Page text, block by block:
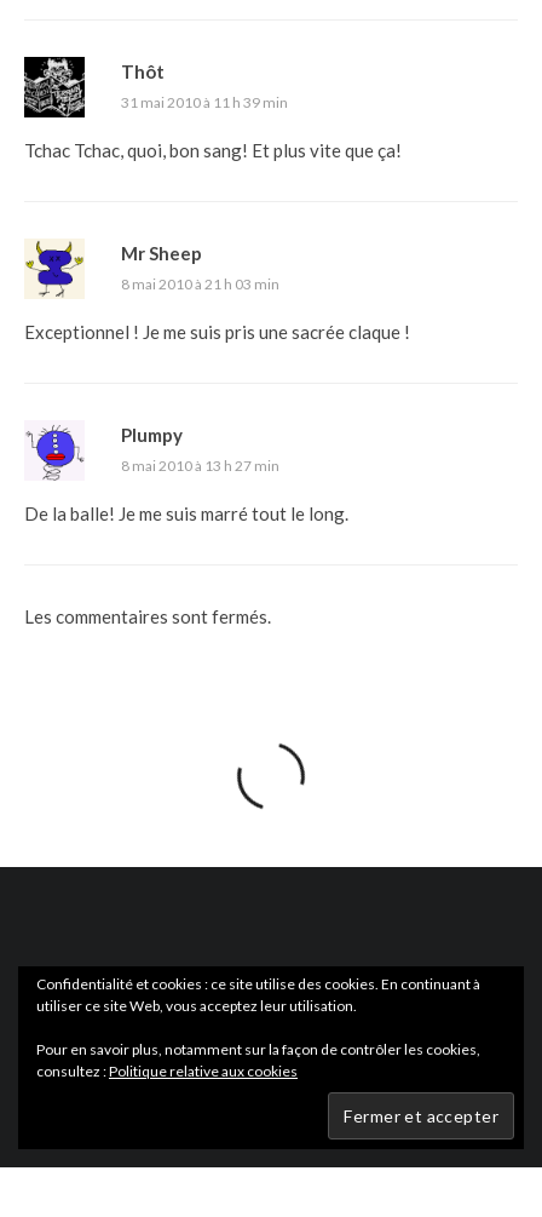
Thôt
31 mai 2010 à 11 h 39 min
Tchac Tchac, quoi, bon sang! Et plus vite que ça!
Mr Sheep
8 mai 2010 à 21 h 03 min
Exceptionnel ! Je me suis pris une sacrée claque !
Plumpy
8 mai 2010 à 13 h 27 min
De la balle! Je me suis marré tout le long.
Les commentaires sont fermés.
Confidentialité et cookies : ce site utilise des cookies. En continuant à
utiliser ce site Web, vous acceptez leur utilisation.
Pour en savoir plus, notamment sur la façon de contrôler les cookies,
consultez :Politique relative aux cookies